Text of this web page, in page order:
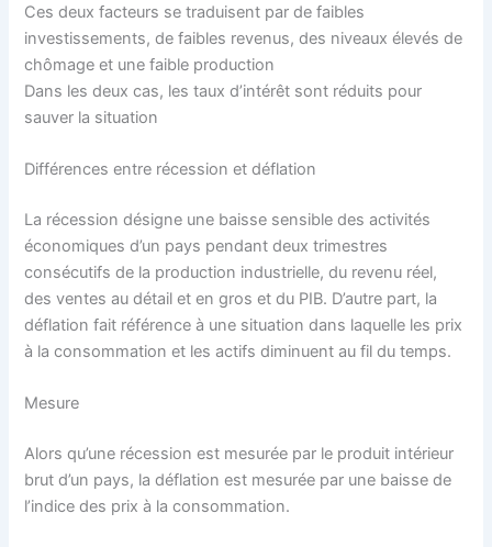
Ces deux facteurs se traduisent par de faibles
investissements, de faibles revenus, des niveaux élevés de
chômage et une faible production
Dans les deux cas, les taux d’intérêt sont réduits pour
sauver la situation
Différences entre récession et déflation
La récession désigne une baisse sensible des activités
économiques d’un pays pendant deux trimestres
consécutifs de la production industrielle, du revenu réel,
des ventes au détail et en gros et du PIB. D’autre part, la
déflation fait référence à une situation dans laquelle les prix
à la consommation et les actifs diminuent au fil du temps.
Mesure
Alors qu’une récession est mesurée par le produit intérieur
brut d’un pays, la déflation est mesurée par une baisse de
l’indice des prix à la consommation.